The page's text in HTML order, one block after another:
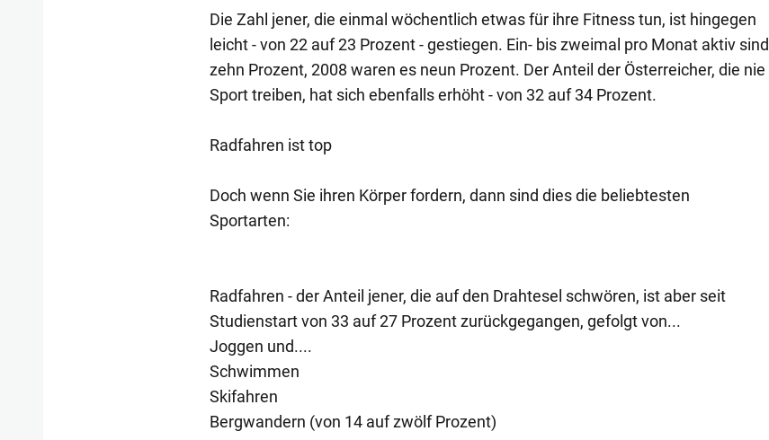
Die Zahl jener, die einmal wöchentlich etwas für ihre Fitness tun, ist hingegen
leicht - von 22 auf 23 Prozent - gestiegen. Ein- bis zweimal pro Monat aktiv sind
zehn Prozent, 2008 waren es neun Prozent. Der Anteil der Österreicher, die nie
Sport treiben, hat sich ebenfalls erhöht - von 32 auf 34 Prozent.
Radfahren ist top
Doch wenn Sie ihren Körper fordern, dann sind dies die beliebtesten
Sportarten:
Radfahren - der Anteil jener, die auf den Drahtesel schwören, ist aber seit
Studienstart von 33 auf 27 Prozent zurückgegangen, gefolgt von...
Joggen und....
Schwimmen
Skifahren
Bergwandern (von 14 auf zwölf Prozent)